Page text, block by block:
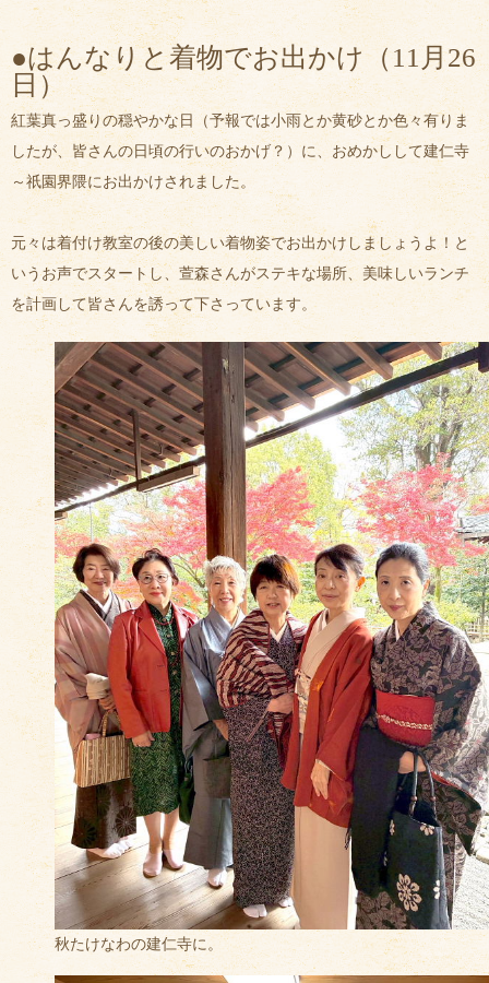
●はんなりと着物でお出かけ（11月26
日）
紅葉真っ盛りの穏やかな日（予報では小雨とか黄砂とか色々有りま
したが、皆さんの日頃の行いのおかげ？）に、おめかしして建仁寺
～祇園界隈にお出かけされました。
元々は着付け教室の後の美しい着物姿でお出かけしましょうよ！と
いうお声でスタートし、萱森さんがステキな場所、美味しいランチ
を計画して皆さんを誘って下さっています。
秋たけなわの建仁寺に。